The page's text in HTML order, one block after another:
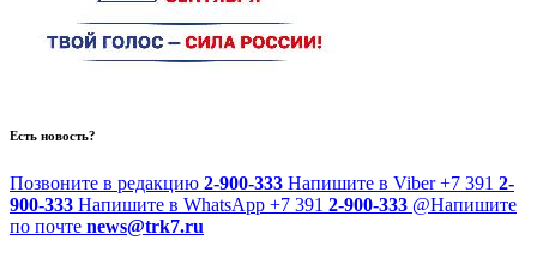
Есть новость?
Позвоните в редакцию 2-900-333 Напишите в Viber +7 391 2-
900-333 Напишите в WhatsApp +7 391 2-900-333 @Напишите
по почте news@trk7.ru